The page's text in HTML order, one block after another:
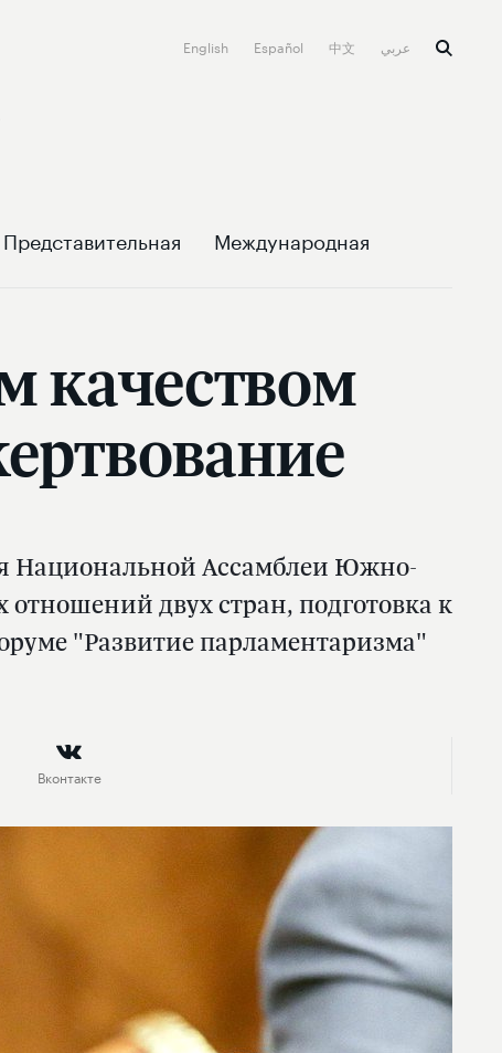
English Español 中文
Представительная Международная
качеством
Национальной Ассамблеи Южно-
двух стран, подготовка к
"Развитие парламентаризма"
Вконтакте